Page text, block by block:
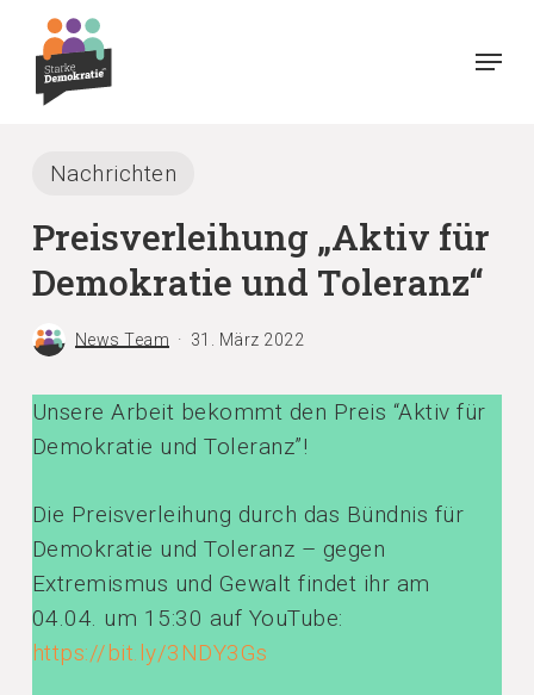
main
Menu
Nachrichten
Preisverleihung „Aktiv für
Demokratie und Toleranz“
News Team 31. März 2022
Unsere Arbeit bekommt den Preis “Aktiv für
Demokratie und Toleranz”!
Die Preisverleihung durch das Bündnis für
Demokratie und Toleranz – gegen
Extremismus und Gewalt findet ihr am
04.04. um 15:30 auf YouTube:
https://bit.ly/3NDY3Gs